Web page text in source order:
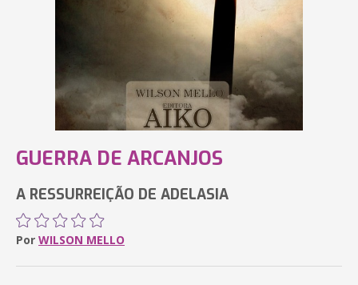
GUERRA DE ARCANJOS
A RESSURREIÇÃO DE ADELASIA
Por WILSON MELLO